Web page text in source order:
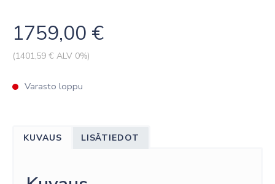
1759,00 €
(1401,59 € ALV 0%)
Varasto loppu
KUVAUS LISÄTIEDOT